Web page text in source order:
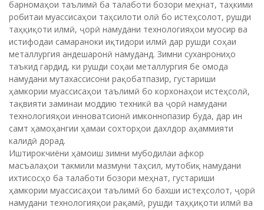
барномаҳои таълимӣ ба талаботи бозори меҳнат, таҳкими
робитаи муассисаҳои таҳсилоти олӣ бо истеҳсолот, рушди
таҳқиқоти илмӣ, ҷорӣ намудани технологияҳои муосир ва
истифодаи самараноки иқтидори илмӣ дар рушди соҳаи
металлургия андешаронӣ намуданд. Зимни суханрониҳо
таъкид гардид, ки рушди соҳаи металлургия бе омода
намудани мутахассисони рақобатпазир, густариши
ҳамкории муассисаҳои таълимӣ бо корхонаҳои истеҳсолӣ,
тақвияти заминаи моддию техникӣ ва ҷорӣ намудани
технологияҳои инноватсионӣ имконнопазир буда, дар ин
самт ҳамоҳангии ҳамаи сохторҳои дахлдор аҳаммияти
калидӣ дорад.
Иштирокчиёни ҳамоиш зимни мубодилаи афкор
масъалаҳои такмили мазмуни таҳсил, мутобиқ намудани
ихтисосҳо ба талаботи бозори меҳнат, густариши
ҳамкории муассисаҳои таълимӣ бо бахши истеҳсолот, ҷорӣ
намудани технологияҳои рақамӣ, рушди таҳқиқоти илмӣ ва